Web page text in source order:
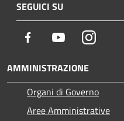
SEGUICI SU
Facebook Youtube
AMMINISTRAZIONE
Organi di Governo
Aree Amministrative